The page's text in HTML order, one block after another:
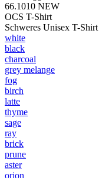
66.1010 NEW
OCS T-Shirt
Schweres Unisex T-Shirt
white
black
charcoal
grey melange
fog
birch
latte
thyme
sage
ray
brick
prune
aster
orion